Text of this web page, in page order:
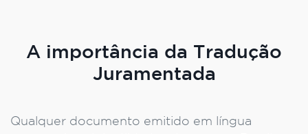
A importância da Tradução
Juramentada
Qualquer documento emitido em língua